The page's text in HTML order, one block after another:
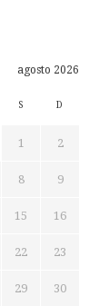
agosto 2026
S D
1 2
8 9
15 16
22 23
29 30